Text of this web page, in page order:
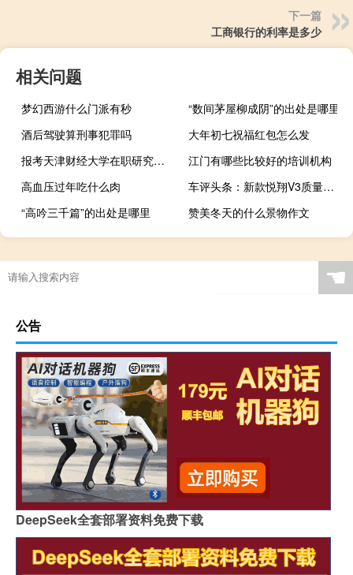
下一篇
工商银行的利率是多少
相关问题
梦幻西游什么门派有秒
“数间茅屋柳成阴”的出处是哪里
酒后驾驶算刑事犯罪吗
大年初七祝福红包怎么发
报考天津财经大学在职研究生需要缴纳多少学费
江门有哪些比较好的培训机构
高血压过年吃什么肉
车评头条：新款悦翔V3质量怎么样及新款悦翔V3费油吗
“高吟三千篇”的出处是哪里
赞美冬天的什么景物作文
☚
公告
DeepSeek全套部署资料免费下载